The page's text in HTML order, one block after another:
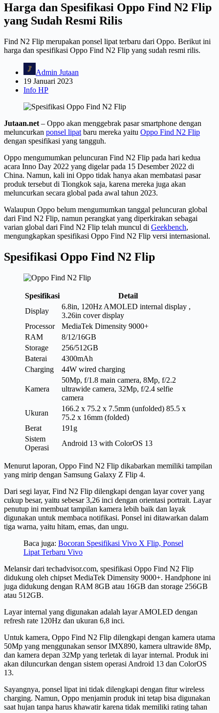
Harga dan Spesifikasi Oppo Find N2 Flip
yang Sudah Resmi Rilis
Find N2 Flip merupakan ponsel lipat terbaru dari Oppo. Berikut ini
harga dan spesifikasi Oppo Find N2 Flip yang sudah resmi rilis.
Admin Jutaan
19 Januari 2023
Info HP
Jutaan.net – Oppo akan menggebrak pasar smartphone dengan
meluncurkan ponsel lipat baru mereka yaitu Oppo Find N2 Flip
dengan spesifikasi yang tangguh.
Oppo mengumumkan peluncuran Find N2 Flip pada hari kedua
acara Inno Day 2022 yang digelar pada 15 Desember 2022 di
China. Namun, kali ini Oppo tidak hanya akan membatasi pasar
produk tersebut di Tiongkok saja, karena mereka juga akan
meluncurkan secara global pada awal tahun 2023.
Walaupun Oppo belum mengumumkan tanggal peluncuran global
dari Find N2 Flip, namun perangkat yang diperkirakan sebagai
varian global dari Find N2 Flip telah muncul di Geekbench,
mengungkapkan spesifikasi Oppo Find N2 Flip versi internasional.
Spesifikasi Oppo Find N2 Flip
Spesifikasi
Detail
Display
6.8in, 120Hz AMOLED internal display ,
3.26in cover display
Processor
MediaTek Dimensity 9000+
RAM
8/12/16GB
Storage
256/512GB
Baterai
4300mAh
Charging
44W wired charging
Kamera
50Mp, f/1.8 main camera, 8Mp, f/2.2
ultrawide camera, 32Mp, f/2.4 selfie
camera
Ukuran
166.2 x 75.2 x 7.5mm (unfolded) 85.5 x
75.2 x 16mm (folded)
Berat
191g
Sistem
Operasi
Android 13 with ColorOS 13
Menurut laporan, Oppo Find N2 Flip dikabarkan memiliki tampilan
yang mirip dengan Samsung Galaxy Z Flip 4.
Dari segi layar, Find N2 Flip dilengkapi dengan layar cover yang
cukup besar, yaitu sebesar 3,26 inci dengan orientasi portrait. Layar
penutup ini membuat tampilan kamera lebih baik dan layak
digunakan untuk membaca notifikasi. Ponsel ini ditawarkan dalam
tiga warna, yaitu hitam, emas, dan ungu.
Baca juga: Bocoran Spesifikasi Vivo X Flip, Ponsel
Lipat Terbaru Vivo
Melansir dari techadvisor.com, spesifikasi Oppo Find N2 Flip
didukung oleh chipset MediaTek Dimensity 9000+. Handphone ini
juga didukung dengan RAM 8GB atau 16GB dan storage 256GB
atau 512GB.
Layar internal yang digunakan adalah layar AMOLED dengan
refresh rate 120Hz dan ukuran 6,8 inci.
Untuk kamera, Oppo Find N2 Flip dilengkapi dengan kamera utama
50Mp yang menggunakan sensor IMX890, kamera ultrawide 8Mp,
dan kamera depan 32Mp yang terletak di layar internal. Produk ini
akan diluncurkan dengan sistem operasi Android 13 dan ColorOS
13.
Sayangnya, ponsel lipat ini tidak dilengkapi dengan fitur wireless
charging. Namun, Oppo menjamin produk ini tetap bisa digunakan
saat hujan tanpa harus khawatir karena tidak memiliki rating tahan